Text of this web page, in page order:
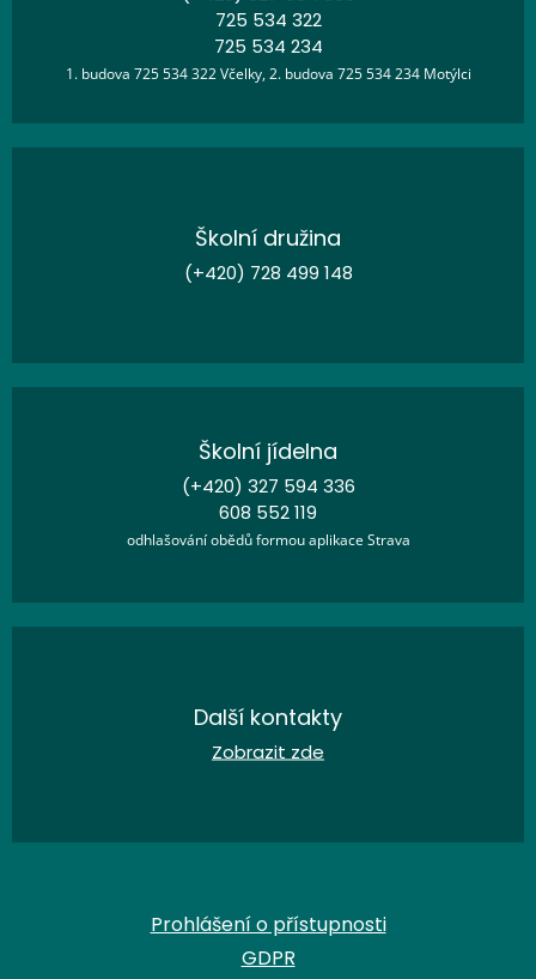
725 534 322
725 534 234
1. budova 725 534 322 Včelky, 2. budova 725 534 234 Motýlci
Školní družina
(+420) 728 499 148
Školní jídelna
(+420) 327 594 336
608 552 119
odhlašování obědů formou aplikace Strava
Další kontakty
Zobrazit zde
Prohlášení o přístupnosti
GDPR